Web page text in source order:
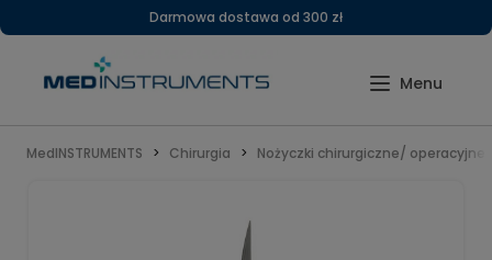
Darmowa dostawa od 300 zł
MedINSTRUMENTS Chirurgia Nożyczki chirurgiczne/ operacyjne